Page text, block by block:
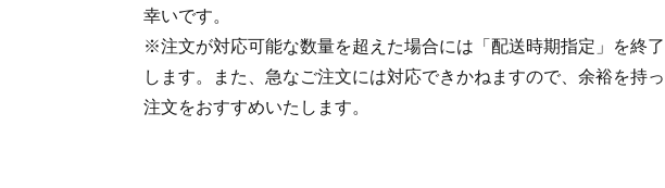
幸いです。
※注文が対応可能な数量を超えた場合には「配送時期指定」を終
します。また、急なご注文には対応できかねますので、余裕を持
注文をおすすめいたします。